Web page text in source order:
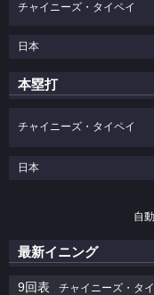
チャイニーズ・タイペイ
日本
本塁打
チャイニーズ・タイペイ
日本
自
最新イニング
9回表 チャイニーズ・タ